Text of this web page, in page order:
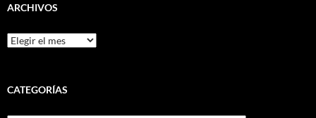
ARCHIVOS
Archivos
CATEGORÍAS